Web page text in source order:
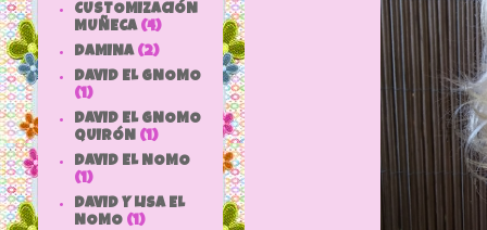
CUSTOMIZACIÓN
MUÑECA (4)
DAMINA (2)
DAVID EL GNOMO
(1)
DAVID EL GNOMO
QUIRÓN (1)
DAVID EL NOMO
(1)
DAVID Y LISA EL
NOMO (1)